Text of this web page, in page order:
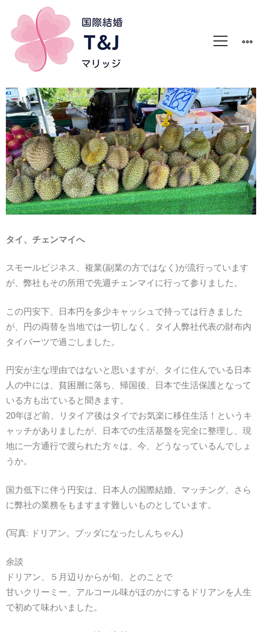
タイ、チェンマイへ
スモールビジネス、複業(副業の方ではなく)が流行っています
が、弊社もその所用で先週チェンマイに行って参りました。
この円安下、日本円を多少キャッシュで持っては行きました
が、円の両替を当地では一切しなく、タイ人弊社代表の財布内
タイバーツで過ごしました。
円安が主な理由ではないと思いますが、タイに住んでいる日本
人の中には、貧困層に落ち、帰国後、日本で生活保護となって
いる方も出ていると聞きます。
20年ほど前、リタイア後はタイでお気楽に移住生活！というキ
ャッチがありましたが、日本での生活基盤を完全に整理し、現
地に一方通行で渡られた方々は、今、どうなっているんでしょ
うか。
国力低下に伴う円安は、日本人の国際結婚、マッチング、さら
に弊社の業務をもますます難しいものとしています。
(写真: ドリアン。ブッダになったしんちゃん)
余談
ドリアン、５月辺りからが旬、とのことで
甘いクリーミー、アルコール味がほのかにするドリアンを人生
で初めて味わいました。